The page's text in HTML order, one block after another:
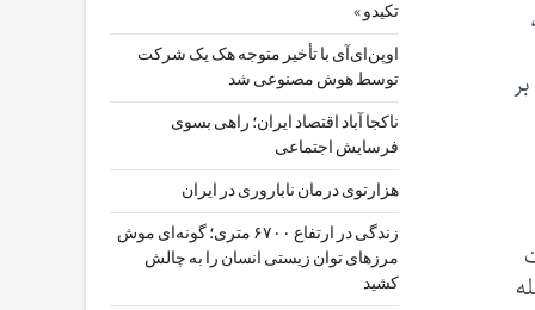
تکیدو »
اوپن‌ای‌آی با تأخیر متوجه هک یک شرکت
توسط هوش مصنوعی شد
ناکجا آباد اقتصاد ایران؛ راهی بسوی
فرسایش اجتماعی
هزارتوی درمان ناباروری در ایران
زندگی در ارتفاع ۶۷۰۰ متری؛ گونه‌ای موش
مرزهای توان زیستی انسان را به چالش
کشید